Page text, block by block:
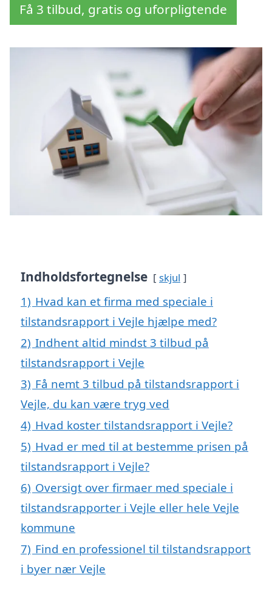
Få 3 tilbud, gratis og uforpligtende
Indholdsfortegnelse skjul
1) Hvad kan et firma med speciale i
tilstandsrapport i Vejle hjælpe med?
2) Indhent altid mindst 3 tilbud på
tilstandsrapport i Vejle
3) Få nemt 3 tilbud på tilstandsrapport i
Vejle, du kan være tryg ved
4) Hvad koster tilstandsrapport i Vejle?
5) Hvad er med til at bestemme prisen på
tilstandsrapport i Vejle?
6) Oversigt over firmaer med speciale i
tilstandsrapporter i Vejle eller hele Vejle
kommune
7) Find en professionel til tilstandsrapport
i byer nær Vejle